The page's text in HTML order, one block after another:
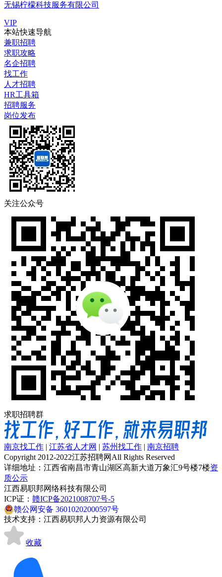
无锡柠檬科技服务有限公司
VIP
本站快速导航
兼职招聘
求职攻略
名企招聘
找工作
人才招聘
HR工具箱
招聘服务
岗位发布
关注公众号
求职招聘群
南京找工作 | 江苏省人才网 | 苏州找工作 | 南京招聘
Copyright 2012-2022江苏招聘网All Rights Reserved
详细地址：江西省南昌市青山湖区高新大道万象汇9号楼7楼资
质公示
江西易职邦网络科技有限公司
ICP证： 赣ICP备2021008707号-5
赣公网安备 36010202000597号
技术支持：江西易职邦人力资源有限公司
收藏